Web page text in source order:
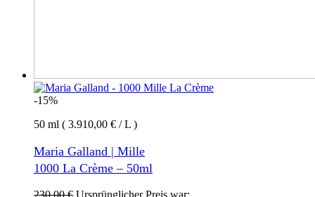
-15%
50 ml ( 3.910,00 € / L )
Maria Galland | Mille
1000 La Crème – 50ml